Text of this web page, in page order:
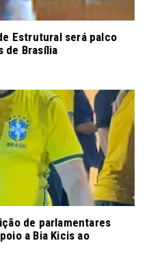
Estrutural será palco
de Brasília
de parlamentares
a Bia Kicis ao